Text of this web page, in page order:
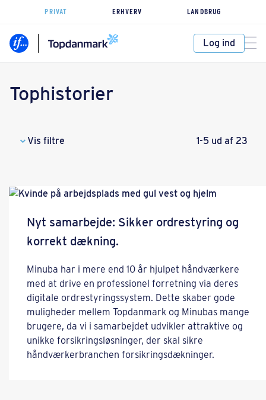
PRIVAT ERHVERV LANDBRUG
Log ind
Tophistorier
Vis filtre 1-5 ud af 23
Nyt samarbejde: Sikker ordrestyring og
korrekt dækning.
Minuba har i mere end 10 år hjulpet håndværkere
med at drive en professionel forretning via deres
digitale ordrestyringssystem. Dette skaber gode
muligheder mellem Topdanmark og Minubas mange
brugere, da vi i samarbejdet udvikler attraktive og
unikke forsikringsløsninger, der skal sikre
håndværkerbranchen forsikringsdækninger.